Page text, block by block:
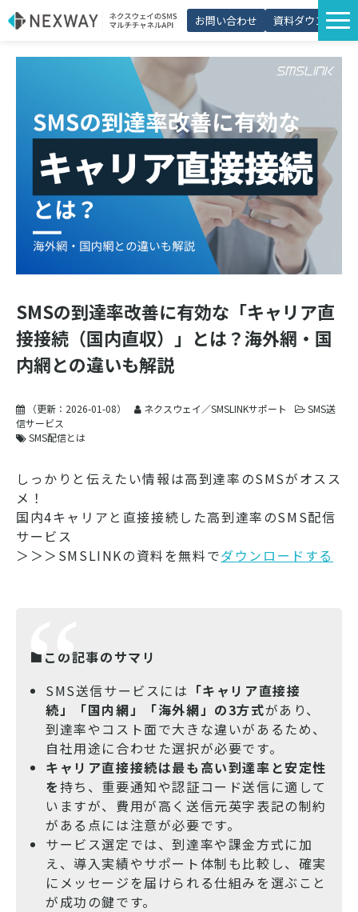
お問い合わせ 資料ダウンロード
サービス一覧
選ばれる理由
プラン・価格
導入事例
活用シーン
コラム
パートナー制度
SMSの到達率改善に有効な「キャリア直
接接続（国内直収）」とは？海外網・国
内網との違いも解説
（更新： 2026-01-08） ネクスウェイ／SMSLINKサポート
SMS送
信サービス
SMS配信とは
しっかりと伝えたい情報は高到達率のSMSがオスス
メ！
国内4キャリアと直接接続した高到達率のSMS配信
サービス
＞＞＞SMSLINKの資料を無料でダウンロードする
■この記事のサマリ
SMS送信サービスには 「キャリア直接接
続」「国内網」「海外網」の3方式があり、
到達率やコスト面で大きな違いがあるため、
自社用途に合わせた選択が必要です。
キャリア直接接続は最も高い到達率と安定性
を持ち、重要通知や認証コード送信に適して
いますが、費用が高く送信元英字表記の制約
がある点には注意が必要です。
サービス選定では、到達率や課金方式に加
え、導入実績やサポート体制も比較し、確実
にメッセージを届けられる仕組みを選ぶこと
が成功の鍵です。